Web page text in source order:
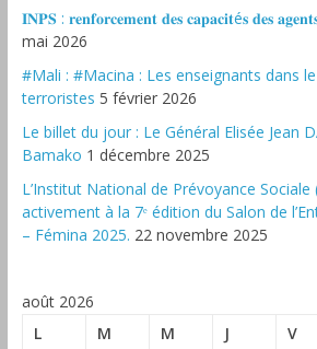
𝐈𝐍𝐏𝐒 : 𝐫𝐞𝐧𝐟𝐨𝐫𝐜𝐞𝐦𝐞𝐧𝐭 𝐝𝐞𝐬 𝐜𝐚𝐩𝐚𝐜𝐢𝐭é𝐬 𝐝𝐞𝐬
mai 2026
#Mali : #Macina : Les enseignants dans
terroristes 5 février 2026
‎Le billet du jour : Le Général Elisée Jean
Bamako 1 décembre 2025
L’Institut National de Prévoyance Sociale
activement à la 7ᵉ édition du Salon de
– Fémina 2025. 22 novembre 2025
août 2026
L
M M J V